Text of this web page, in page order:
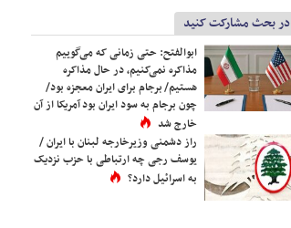
در بحث مشارکت کنید
ابوالفتح: حتی زمانی که می‌گوییم
مذاکره نمی‌کنیم، در حال مذاکره
هستیم/ برجام برای ایران معجزه بود/
چون برجام به سود ایران بود آمریکا از آن
خارج شد
راز دشمنی وزیرخارجه لبنان با ایران /
یوسف رجی چه ارتباطی با حزب نزدیک
به اسرائیل دارد؟